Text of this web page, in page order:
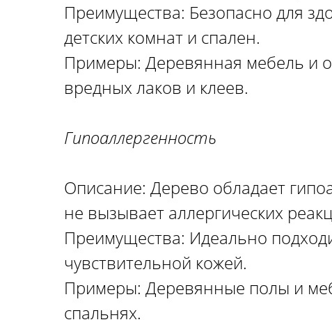
Преимущества: Безопасно для
детских комнат и спален.
Примеры: Деревянная мебель и
вредных лаков и клеев.
Гипоаллергенность
Описание: Дерево обладает
не вызывает аллергических
Преимущества: Идеально
чувствительной кожей.
Примеры: Деревянные полы и
спальнях.